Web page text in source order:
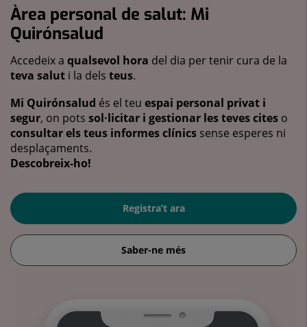
Àrea personal de salut: Mi
Quirónsalud
Accedeix a qualsevol hora del dia per tenir cura de la
teva salut i la dels teus.
Mi Quirónsalud és el teu espai personal privat i
segur, on pots sol·licitar i gestionar les teves cites o
consultar els teus informes clínics sense esperes ni
desplaçaments.
Descobreix-ho!
Registra’t ara
Saber-ne més